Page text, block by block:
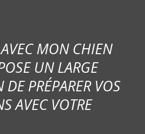
MON CHIEN
UN LARGE
PRÉPARER VOS
AVEC VOTRE